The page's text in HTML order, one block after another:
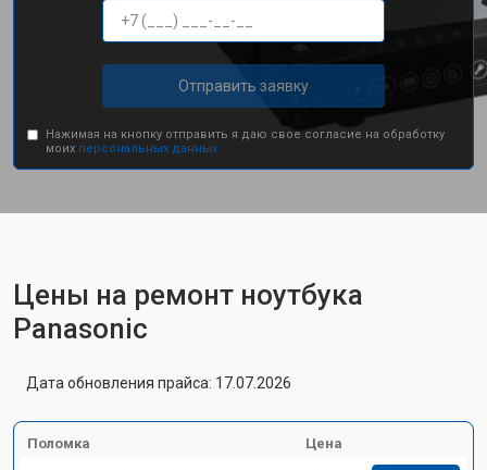
Отправить заявку
Нажимая на кнопку отправить я даю свое согласие на обработку
моих персональных данных.
Цены на ремонт ноутбука
Panasonic
Дата обновления прайса: 17.07.2026
Поломка Цена